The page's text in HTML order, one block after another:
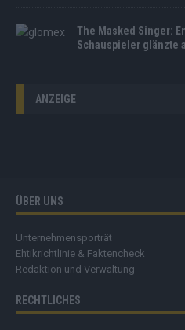
The Masked Singer:
Schauspieler glänzte
ANZEIGE
ÜBER UNS
Unternehmensporträt
Ehtikrichtlinie & Faktencheck
Redaktion und Verwaltung
RECHTLICHES